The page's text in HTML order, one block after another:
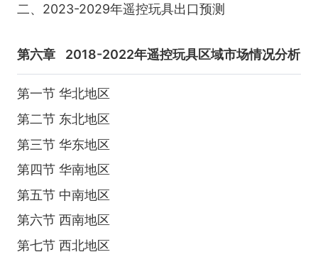
二、2023-2029年遥控玩具出口预测
第六章 2018-2022年遥控玩具区域市场情况分析
第一节 华北地区
第二节 东北地区
第三节 华东地区
第四节 华南地区
第五节 中南地区
第六节 西南地区
第七节 西北地区